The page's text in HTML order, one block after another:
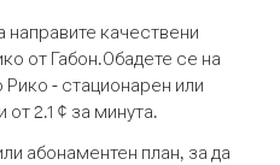
качествени
от Габон.Обадете се на
- стационарен или
2.1 ¢ за минута.
абонаментен план, за да